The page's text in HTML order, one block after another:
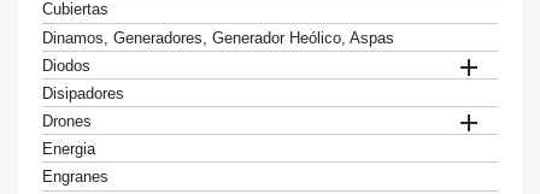
Cubiertas
Dinamos, Generadores, Generador Heólico, Aspas
Diodos

Disipadores
Drones

Energia
Engranes